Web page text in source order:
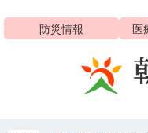
ジ
ュ
防災情報 医